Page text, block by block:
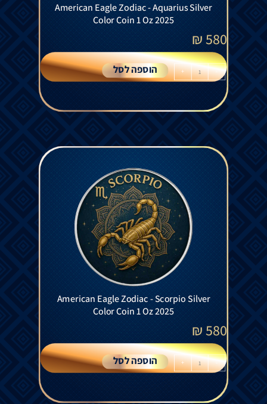
American Eagle Zodiac - Aquarius Silver
Color Coin 1 Oz 2025
580
₪
-
+ הוספה לסל
American Eagle Zodiac - Scorpio Silver
Color Coin 1 Oz 2025
580
₪
-
+ הוספה לסל